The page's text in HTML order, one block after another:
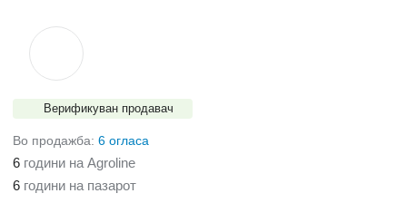
Верификуван продавач
Во продажба: 6 огласа
6 години на Agroline
6 години на пазарот